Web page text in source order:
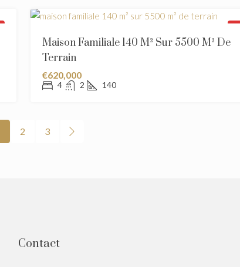
Maison Familiale 140 M² Sur 5500 M² De
Terrain
€620,000
4 2 140
2 3
Contact